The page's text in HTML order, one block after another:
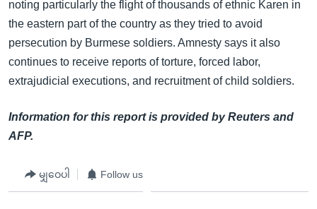
ကျော်
ရန်
noting particularly the flight of thousands of ethnic Karen in
the eastern part of the country as they tried to avoid
persecution by Burmese soldiers. Amnesty says it also
continues to receive reports of torture, forced labor,
extrajudicial executions, and recruitment of child soldiers.
Information for this report is provided by Reuters and
AFP.
မျှဝေပါ Follow us